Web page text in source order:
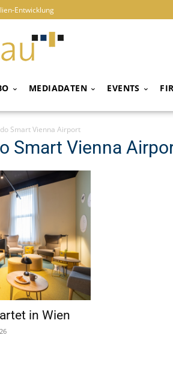
Entwicklung
MEDIADATEN EVENTS
Smart Vienna Airport
Smart Vienna
in Wien